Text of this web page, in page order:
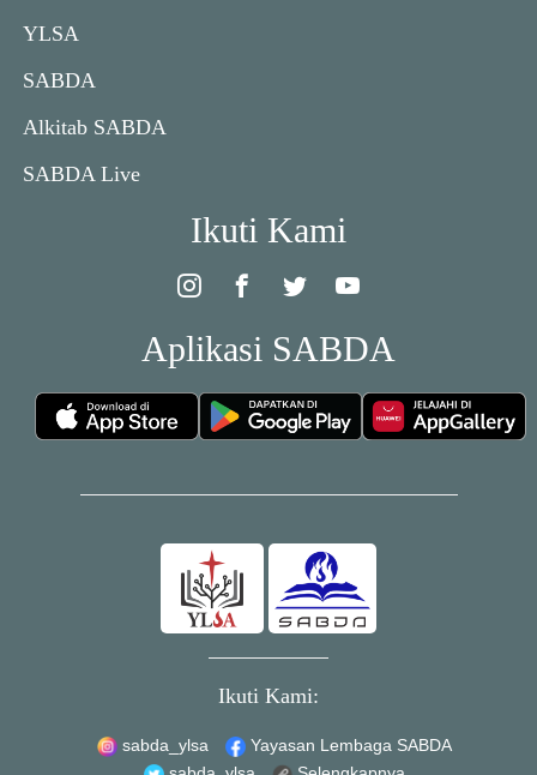
YLSA
SABDA
Alkitab SABDA
SABDA Live
Ikuti Kami
Aplikasi SABDA
Ikuti Kami:
sabda_ylsa
Yayasan Lembaga SABDA